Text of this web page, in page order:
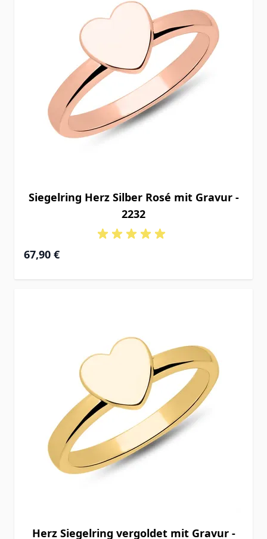
Siegelring Herz Silber Rosé mit Gravur -
2232
67,90 €
Herz Siegelring vergoldet mit Gravur -